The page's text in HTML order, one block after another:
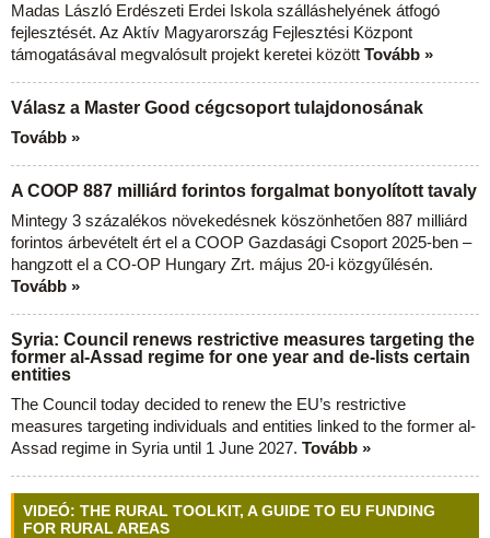
Madas László Erdészeti Erdei Iskola szálláshelyének átfogó
fejlesztését. Az Aktív Magyarország Fejlesztési Központ
támogatásával megvalósult projekt keretei között Tovább »
Válasz a Master Good cégcsoport tulajdonosának
Tovább »
A COOP 887 milliárd forintos forgalmat bonyolított tavaly
Mintegy 3 százalékos növekedésnek köszönhetően 887 milliárd
forintos árbevételt ért el a COOP Gazdasági Csoport 2025-ben –
hangzott el a CO-OP Hungary Zrt. május 20-i közgyűlésén.
Tovább »
Syria: Council renews restrictive measures targeting the
former al-Assad regime for one year and de-lists certain
entities
The Council today decided to renew the EU’s restrictive
measures targeting individuals and entities linked to the former al-
Assad regime in Syria until 1 June 2027. Tovább »
VIDEÓ: THE RURAL TOOLKIT, A GUIDE TO EU FUNDING
FOR RURAL AREAS